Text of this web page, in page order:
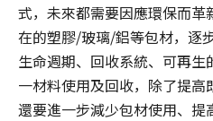
式，未來都需要因應環保而
在的塑膠/玻璃/鋁等包材，逐
生命週期、回收系統、可再
一材料使用及回收，除了提高
還要進一步減少包材使用、提